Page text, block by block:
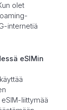
olet
internetiä
eSIMin
liittymää